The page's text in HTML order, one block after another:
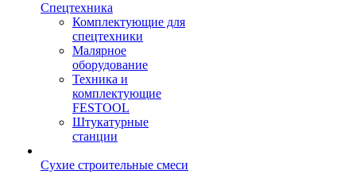
Спецтехника
Комплектующие для
спецтехники
Малярное
оборудование
Техника и
комплектующие
FESTOOL
Штукатурные
станции
Сухие строительные смеси